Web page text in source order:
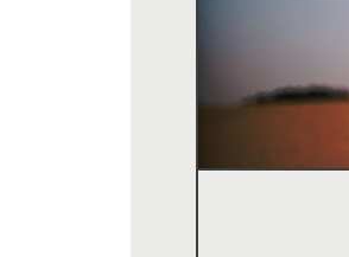
클로즈업과 롱숏을 모두
얼굴에 과감히 다가갈 수 있
연작 사진을 위해 신체 부
유연하게 촬영하는 줌 렌즈